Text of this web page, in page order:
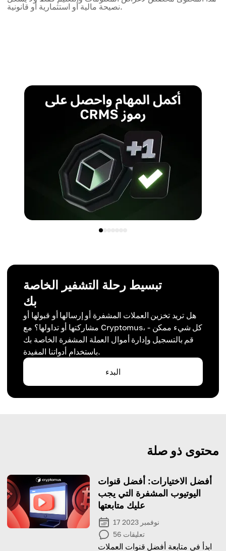
نصيحة مالية أو استثمارية أو قانونية.
تبسيط رحلة التشفير الخاصة
بك
هل تريد تخزين العملات المشفرة أو إرسالها أو قبولها أو
مشاركتها أو تداولها؟ مع Cryptomus، كل شيء ممكن -
قم بالتسجيل وإدارة أموال العملة المشفرة الخاصة بك
باستخدام أدواتنا المفيدة.
البدء
محتوى ذو صلة
أفضل الاختيارات: أفضل قنوات
اليوتيوب المشفرة التي يجب
عليك متابعتها
17 نوفمبر 2023
56 تعليقات
ابدأ في متابعة أفضل قنوات العملات